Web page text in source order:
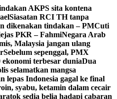
AKPS sita kontena
Siasatan RCI TH tanpa
dikenakan tindakan – PMCuti
PKR – FahmiNegara Arab
Malaysia jangan ulang
Sebelum sepenggal, PMX
terbesar duniaDua
selamatkan mangsa
lepas Indonesia gagal ke final
syabu, ketamin dalam cecair
sedia belia hadapi cabaran